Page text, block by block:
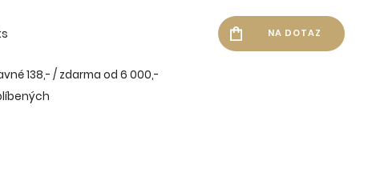
138,- / zdarma od 6 000,-